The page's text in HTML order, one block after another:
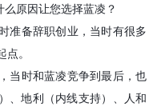
原因让您选择蓝凌？
准备辞职创业，当时有很多
。
当时和蓝凌竞争到最后，也
、地利（内线支持）、人和